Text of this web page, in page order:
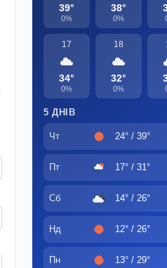
39°
0%
38°
0%
17
34°
0%
18
32°
0%
5 ДНІВ
Чт 24° / 39°
Пт 17° / 31°
Сб 14° / 26°
Нд 12° / 26°
Пн 13° / 29°